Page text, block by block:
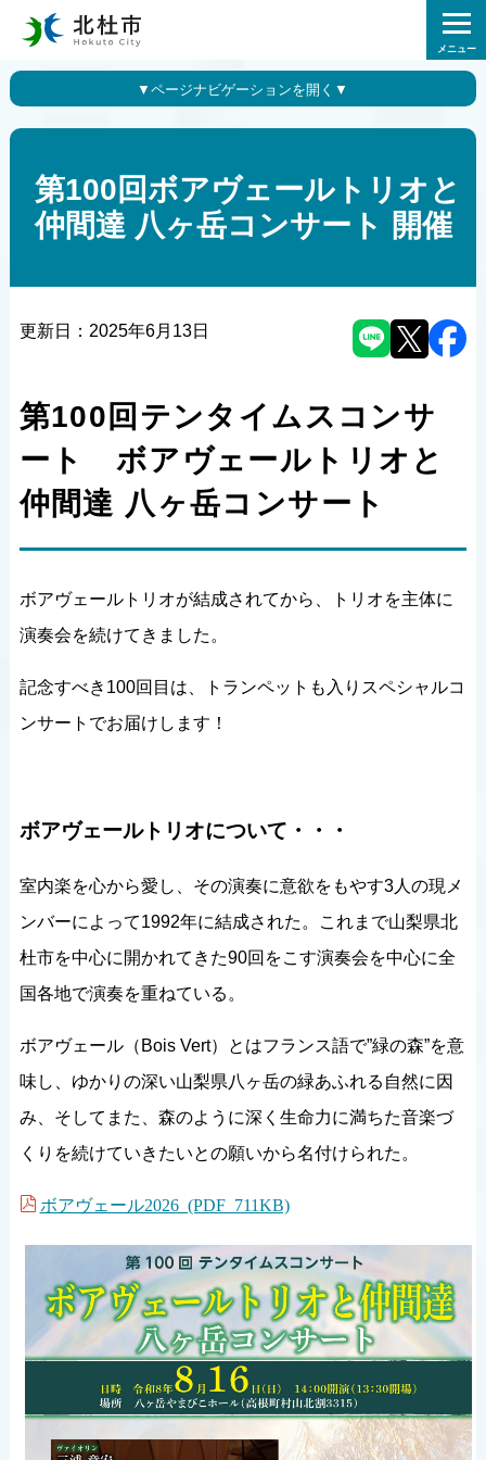
メニュー
第100回ボアヴェールトリオと
仲間達 八ヶ岳コンサート 開催
更新日： 2025年6月13日
第100回テンタイムスコンサ
ート ボアヴェールトリオと
仲間達 八ヶ岳コンサート
ボアヴェールトリオが結成されてから、トリオを主体に
演奏会を続けてきました。
記念すべき100回目は、トランペットも入りスペシャルコ
ンサートでお届けします！
ボアヴェールトリオについて・・・
室内楽を心から愛し、その演奏に意欲をもやす3人の現メ
ンバーによって1992年に結成された。これまで山梨県北
杜市を中心に開かれてきた90回をこす演奏会を中心に全
国各地で演奏を重ねている。
ボアヴェール（Bois Vert）とはフランス語で”緑の森”を意
味し、ゆかりの深い山梨県八ヶ岳の緑あふれる自然に因
み、そしてまた、森のように深く生命力に満ちた音楽づ
くりを続けていきたいとの願いから名付けられた。
ボアヴェール2026 (PDF 711KB)